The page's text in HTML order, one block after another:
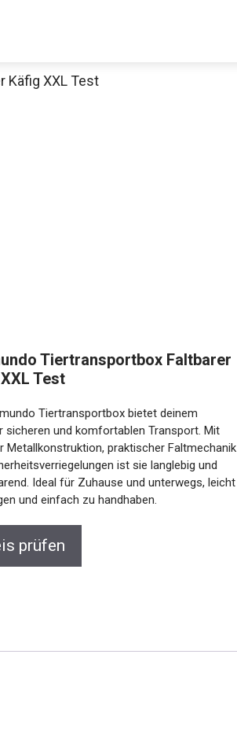
Käfig XXL Test
Tiertransportbox Faltbarer
Test
Tiertransportbox bietet deinem
sicheren und komfortablen Transport. Mit
Metallkonstruktion, praktischer Faltmechanik
ist sie langlebig und
Ideal für Zuhause und unterwegs, leicht
und einfach zu handhaben.
prüfen